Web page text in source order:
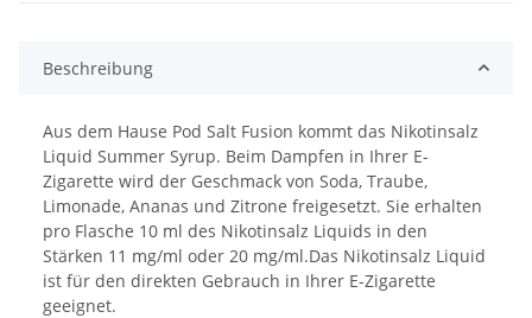
Beschreibung
Aus dem Hause Pod Salt Fusion kommt das Nikotinsalz
Liquid Summer Syrup. Beim Dampfen in Ihrer E-
Zigarette wird der Geschmack von Soda, Traube,
Limonade, Ananas und Zitrone freigesetzt. Sie erhalten
pro Flasche 10 ml des Nikotinsalz Liquids in den
Stärken 11 mg/ml oder 20 mg/ml.Das Nikotinsalz Liquid
ist für den direkten Gebrauch in Ihrer E-Zigarette
geeignet.